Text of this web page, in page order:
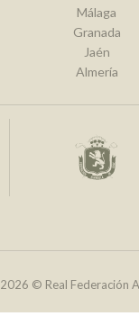
Málaga
Granada
Jaén
Almería
2026 © Real Federación